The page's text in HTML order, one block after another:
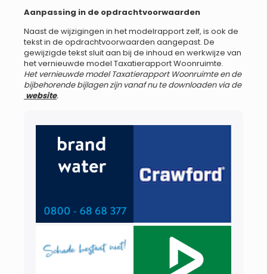
Aanpassing in de opdrachtvoorwaarden
Naast de wijzigingen in het modelrapport zelf, is ook de
tekst in de opdrachtvoorwaarden aangepast. De
gewijzigde tekst sluit aan bij de inhoud en werkwijze van
het vernieuwde model Taxatierapport Woonruimte.
Het vernieuwde model Taxatierapport Woonruimte en de
bijbehorende bijlagen zijn vanaf nu te downloaden via de
website.